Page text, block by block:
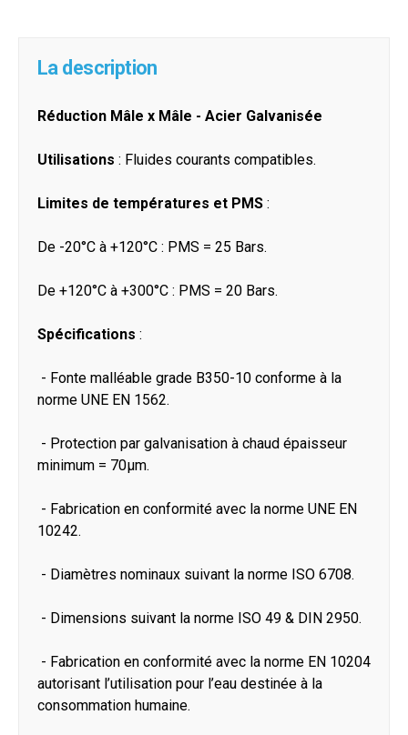
La description
Réduction Mâle x Mâle - Acier Galvanisée
Utilisations : Fluides courants compatibles.
Limites de températures et PMS :
De -20°C à +120°C : PMS = 25 Bars.
De +120°C à +300°C : PMS = 20 Bars.
Spécifications :
- Fonte malléable grade B350-10 conforme à la
norme UNE EN 1562.
- Protection par galvanisation à chaud épaisseur
minimum = 70μm.
- Fabrication en conformité avec la norme UNE EN
10242.
- Diamètres nominaux suivant la norme ISO 6708.
- Dimensions suivant la norme ISO 49 & DIN 2950.
- Fabrication en conformité avec la norme EN 10204
autorisant l’utilisation pour l’eau destinée à la
consommation humaine.